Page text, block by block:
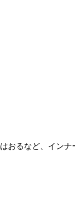
おるなど、インナ